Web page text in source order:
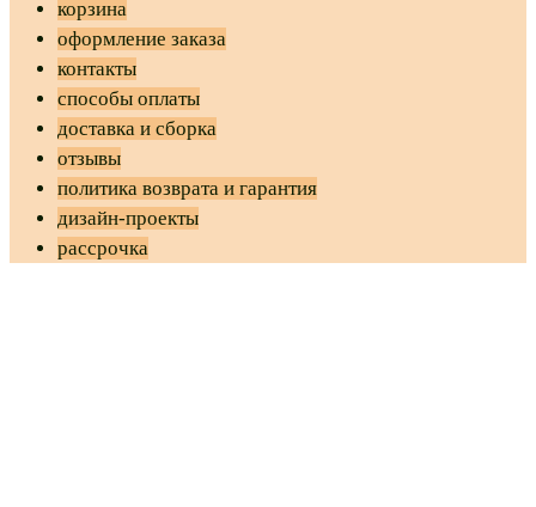
корзина
оформление заказа
контакты
способы оплаты
доставка и сборка
отзывы
политика возврата и гарантия
дизайн-проекты
рассрочка